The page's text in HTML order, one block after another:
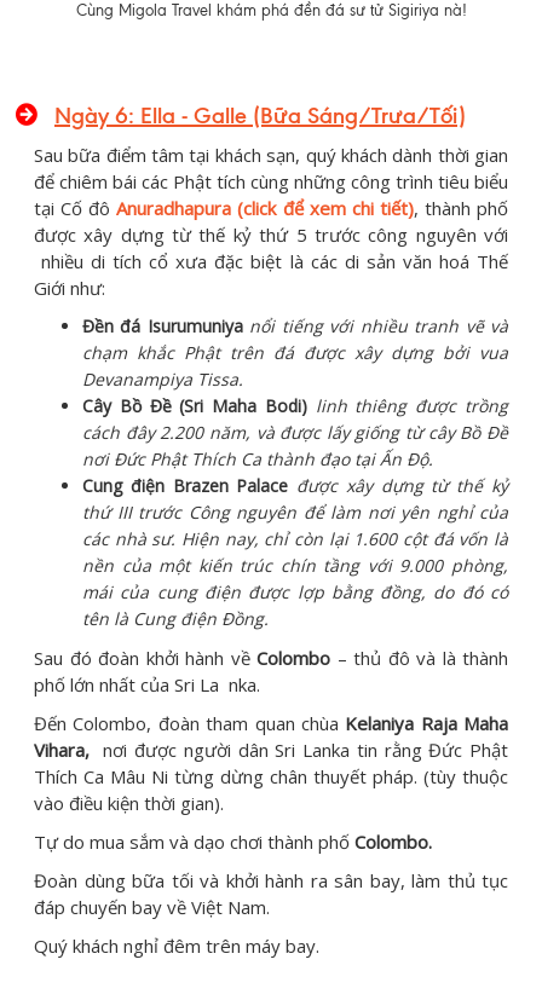
Cùng Migola Travel khám phá đền đá sư tử Sigiriya nà!
Ngày 6: Ella - Galle (Bữa Sáng/Trưa/Tối)
Sau bữa điểm tâm tại khách sạn, quý khách dành thời gian
để chiêm bái các Phật tích cùng những công trình tiêu biểu
tại Cố đôAnuradhapura (click để xem chi tiết), thành phố
được xây dựng từ thế kỷ thứ 5 trước công nguyên với
nhiều di tích cổ xưa đặc biệt là các di sản văn hoá Thế
Giới như:
Đền đá Isurumuniya nổi tiếng với nhiều tranh vẽ và
chạm khắc Phật trên đá được xây dựng bởi vua
Devanampiya Tissa.
Cây Bồ Đề (Sri Maha Bodi) linh thiêng được trồng
cách đây 2.200 năm, và được lấy giống từ cây Bồ Đề
nơi Đức Phật Thích Ca thành đạo tại Ấn Độ.
Cung điện Brazen Palace được xây dựng từ thế kỷ
thứ III trước Công nguyên để làm nơi yên nghỉ của
các nhà sư. Hiện nay, chỉ còn lại 1.600 cột đá vốn là
nền của một kiến trúc chín tầng với 9.000 phòng,
mái của cung điện được lợp bằng đồng, do đó có
tên là Cung điện Đồng.
Sau đó đoàn khởi hành về Colombo – thủ đô và là thành
phố lớn nhất của Sri La nka.
Đến Colombo, đoàn tham quan chùa Kelaniya Raja Maha
Vihara,nơi được người dân Sri Lanka tin rằng Đức Phật
Thích Ca Mâu Ni từng dừng chân thuyết pháp. (tùy thuộc
vào điều kiện thời gian).
Tự do mua sắm và dạo chơi thành phố Colombo.
Đoàn dùng bữa tối và khởi hành ra sân bay, làm thủ tục
đáp chuyến bay về Việt Nam.
Quý khách nghỉ đêm trên máy bay.